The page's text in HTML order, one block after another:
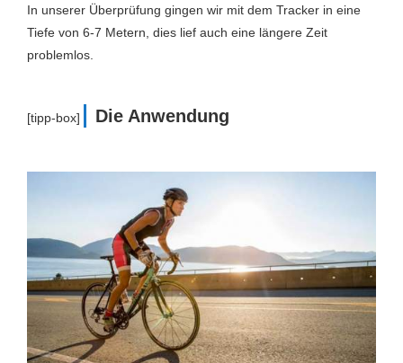
In unserer Überprüfung gingen wir mit dem Tracker in eine
Tiefe von 6-7 Metern, dies lief auch eine längere Zeit
problemlos.
[tipp-box] Die Anwendung